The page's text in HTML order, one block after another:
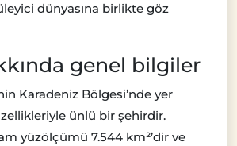
dünyasına birlikte göz
genel bilgiler
Karadeniz Bölgesi’nde yer
ünlü bir şehirdir.
yüzölçümü 7.544 km²’dir ve